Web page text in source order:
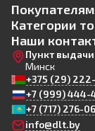
Категории
Наши
Пункт
Минск
+375 (29)
+7 (999) 444-
+7 (717) 276-
info@dlt.by